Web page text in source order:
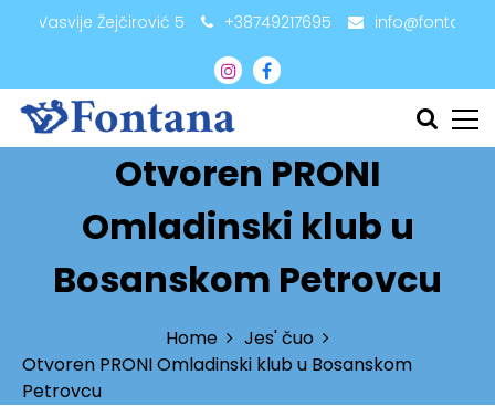
Vasvije Žejčirović 5 +38749217695
Otvoren PRONI
Omladinski klub u
Bosanskom Petrovcu
Home
Jes' čuo
Otvoren PRONI Omladinski klub u Bosanskom
Petrovcu